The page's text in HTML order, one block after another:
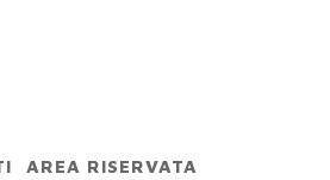
AREA RISERVATA